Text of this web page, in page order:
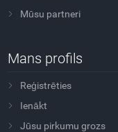
Mūsu partneri
Mans profils
Reģistrēties
Ienākt
Jūsu pirkumu grozs